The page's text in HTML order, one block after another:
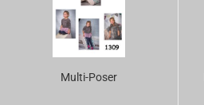
Multi-Poser